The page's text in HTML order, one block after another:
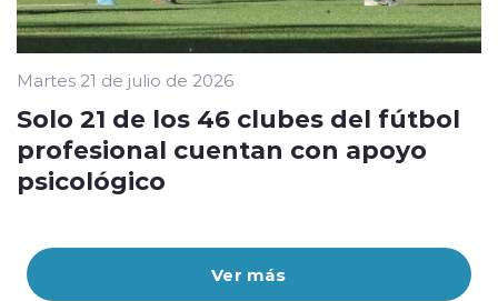
Ver más
Martes 21 de julio de 2026
Solo 21 de los 46 clubes del fútbol
profesional cuentan con apoyo
psicológico